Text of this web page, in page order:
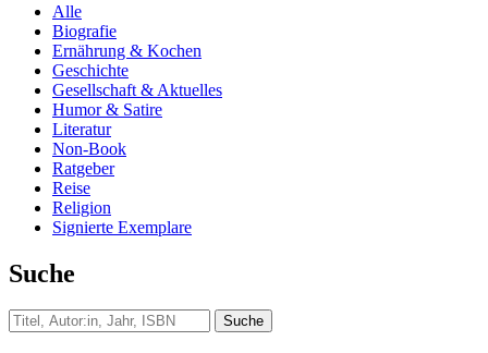
Alle
Biografie
Ernährung & Kochen
Geschichte
Gesellschaft & Aktuelles
Humor & Satire
Literatur
Non-Book
Ratgeber
Reise
Religion
Signierte Exemplare
Suche